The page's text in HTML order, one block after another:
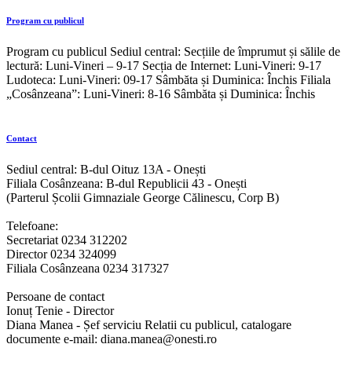
Program cu publicul
Program cu publicul Sediul central: Secțiile de împrumut și sălile de
lectură: Luni-Vineri – 9-17 Secția de Internet: Luni-Vineri: 9-17
Ludoteca: Luni-Vineri: 09-17 Sâmbăta și Duminica: Închis Filiala
„Cosânzeana”: Luni-Vineri: 8-16 Sâmbăta și Duminica: Închis
Contact
Sediul central: B-dul Oituz 13A - Onești
Filiala Cosânzeana: B-dul Republicii 43 - Onești
(Parterul Școlii Gimnaziale George Călinescu, Corp B)
Telefoane:
Secretariat 0234 312202
Director 0234 324099
Filiala Cosânzeana 0234 317327
Persoane de contact
Ionuț Tenie - Director
Diana Manea - Șef serviciu Relatii cu publicul, catalogare
documente e-mail: diana.manea@onesti.ro